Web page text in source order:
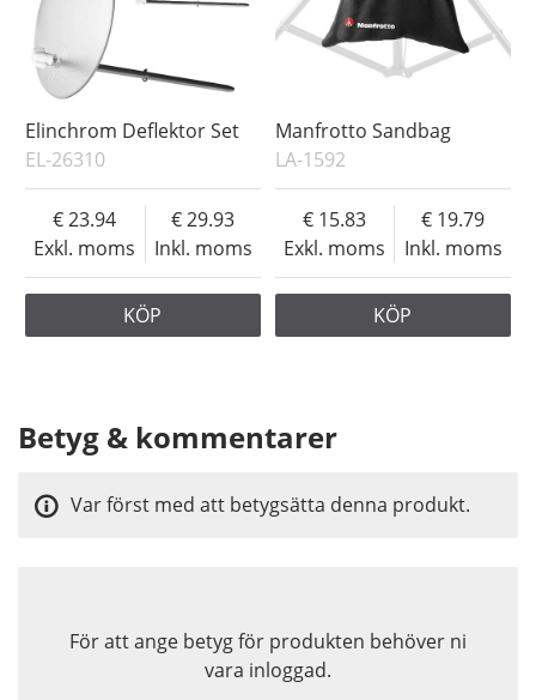
Elinchrom Deflektor Set
EL-26310
Exkl. moms
23.94
Inkl. moms
29.93
KÖP
Manfrotto Sandbag
LA-1592
Exkl. moms
15.83
Inkl. moms
19.79
KÖP
Betyg & kommentarer
För att ange betyg för produkten behöver ni
vara inloggad.
Var först med att betygsätta denna produkt.